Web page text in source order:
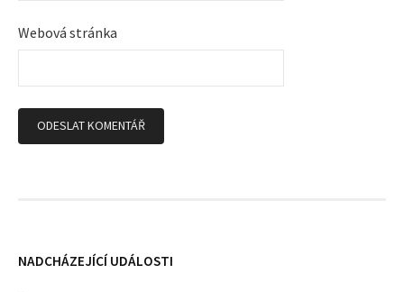
p
ě
v
k
Webová stránka
NADCHÁZEJÍCÍ UDÁLOSTI